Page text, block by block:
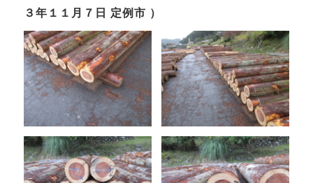
３年１１月７日 定例市 ）